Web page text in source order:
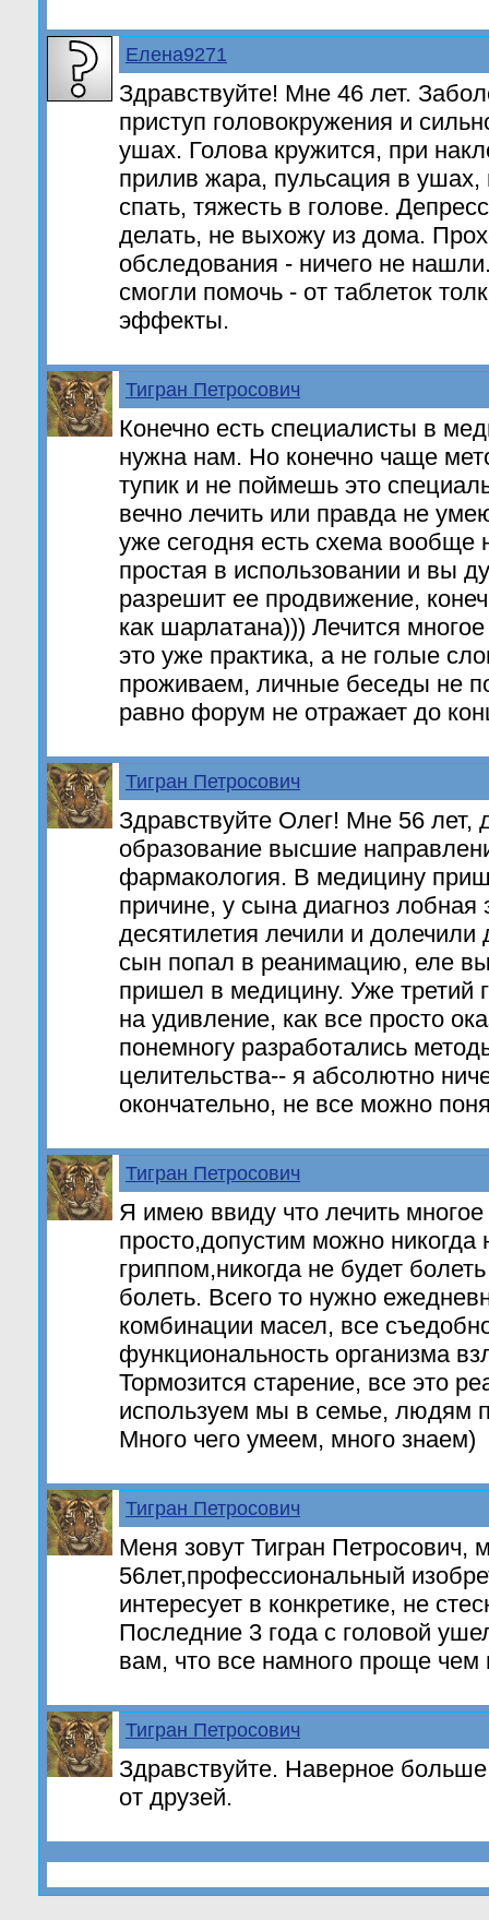
Елена9271
Здравствуйте! Мне 46 лет.
приступ головокружения и
ушах. Голова кружится, при
прилив жара, пульсация в ушах,
спать, тяжесть в голове.
делать, не выхожу из дома.
обследования - ничего не
смогли помочь - от таблеток
эффекты.
Тигран Петросович
Конечно есть специалисты в
нужна нам. Но конечно чаще
тупик и не поймешь это
вечно лечить или правда не
уже сегодня есть схема вообще
простая в использовании и вы
разрешит ее продвижение,
как шарлатана))) Лечится
это уже практика, а не голые
проживаем, личные беседы не
равно форум не отражает до
Тигран Петросович
Здравствуйте Олег! Мне 56 лет,
образование высшие
фармакология. В медицину
причине, у сына диагноз лобная
десятилетия лечили и долечили
сын попал в реанимацию, еле
пришел в медицину. Уже третий
на удивление, как все просто
понемногу разработались
целительства-- я абсолютно
окончательно, не все можно
Тигран Петросович
Я имею ввиду что лечить многое
просто,допустим можно никогда
гриппом,никогда не будет
болеть. Всего то нужно
комбинации масел, все
функциональность организма
Тормозится старение, все это
используем мы в семье, людям
Много чего умеем, много знаем)
Тигран Петросович
Меня зовут Тигран Петросович,
56лет,профессиональный
интересует в конкретике, не
Последние 3 года с головой
вам, что все намного проще чем
Тигран Петросович
Здравствуйте. Наверное
от друзей.